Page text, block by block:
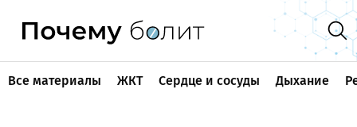
Все материалы ЖКТ Сердце и сосуды Дыхание